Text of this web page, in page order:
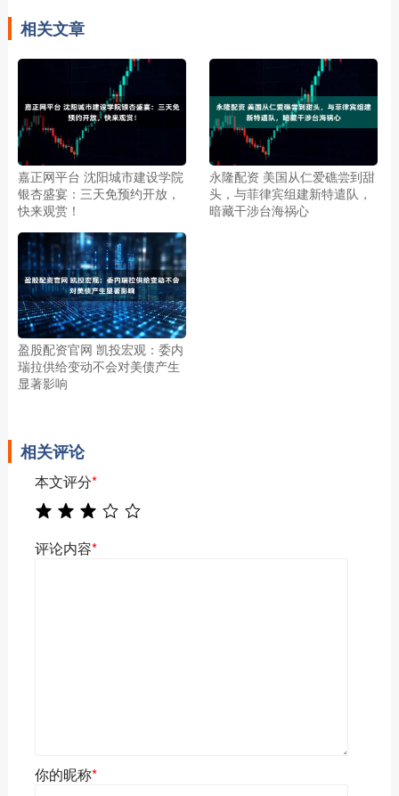
相关文章
嘉正网平台 沈阳城市建设学院
银杏盛宴：三天免预约开放，
快来观赏！
永隆配资 美国从仁爱礁尝到甜
头，与菲律宾组建新特遣队，
暗藏干涉台海祸心
盈股配资官网 凯投宏观：委内
瑞拉供给变动不会对美债产生
显著影响
相关评论
本文评分*
评论内容*
你的昵称*